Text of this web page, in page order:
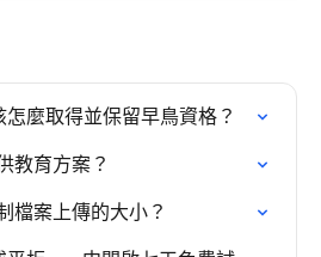
麼取得並保留早鳥資格？
教育方案？
檔案上傳的大小？